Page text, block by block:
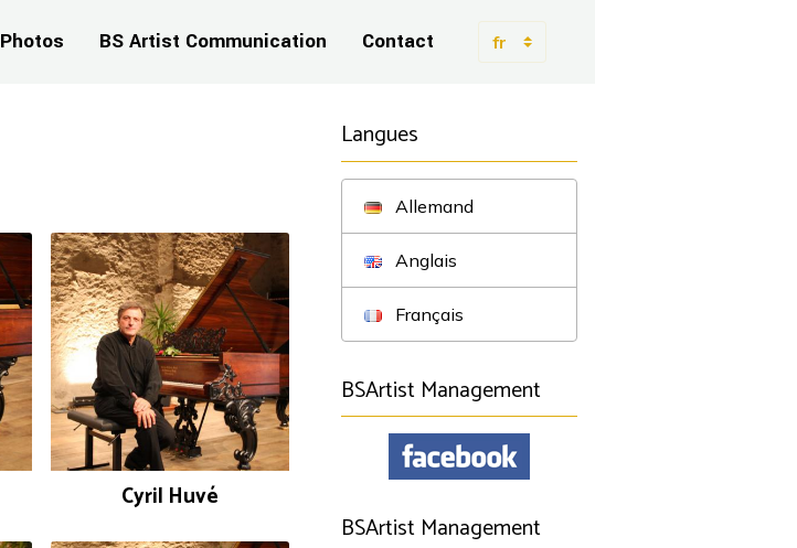
Photos BS Artist Communication Contact
Cyril Huvé
Langues
Allemand
Anglais
Français
BSArtist Management
BSArtist Management